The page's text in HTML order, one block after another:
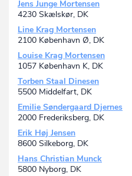
Jens Junge Mortensen
4230 Skælskør, DK
Line Krag Mortensen
2100 København Ø, DK
Louise Krag Mortensen
1057 København K, DK
Torben Staal Dinesen
5500 Middelfart, DK
Emilie Søndergaard Djernes
2000 Frederiksberg, DK
Erik Høj Jensen
8600 Silkeborg, DK
Hans Christian Munck
5800 Nyborg, DK